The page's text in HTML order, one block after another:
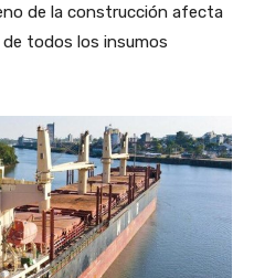
de la construcción afecta
todos los insumos